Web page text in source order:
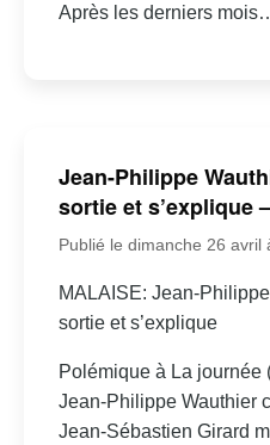
Après les derniers
Jean-Philippe
sortie et s’explique
Publié le dimanche 26 avril
MALAISE: Jean-
sortie et s’explique
Polémique à La journée
Jean-Philippe Wauthier
Jean-Sébastien Girard